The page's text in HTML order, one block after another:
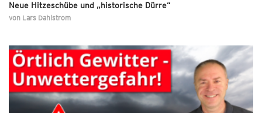
Neue Hitzeschübe und „historische Dürre“
von Lars Dahlstrom